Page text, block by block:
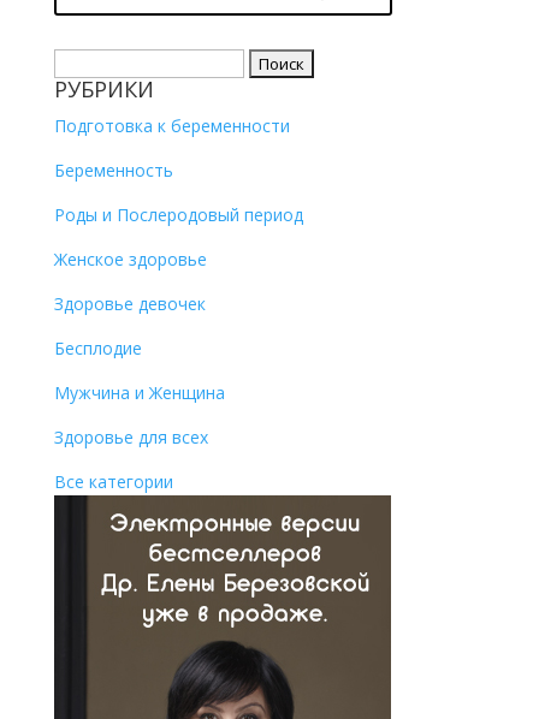
РУБРИКИ
Подготовка к беременности
Беременность
Роды и Послеродовый период
Женское здоровье
Здоровье девочек
Бесплодие
Мужчина и Женщина
Здоровье для всех
Все категории